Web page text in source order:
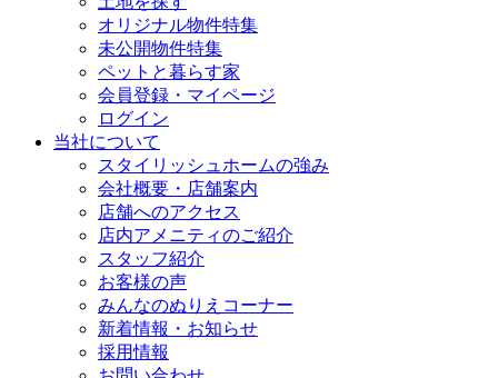
オリジナル物件特集
未公開物件特集
ペットと暮らす家
会員登録・マイページ
ログイン
当社について
スタイリッシュホームの強み
会社概要・店舗案内
店舗へのアクセス
店内アメニティのご紹介
スタッフ紹介
お客様の声
みんなのぬりえコーナー
新着情報・お知らせ
採用情報